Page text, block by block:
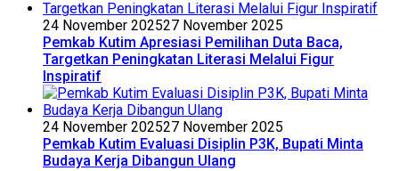
24 November 202527 November 2025
Pemkab Kutim Apresiasi Pemilihan Duta Baca,
Targetkan Peningkatan Literasi Melalui Figur
Inspiratif
24 November 202527 November 2025
Pemkab Kutim Evaluasi Disiplin P3K, Bupati Minta
Budaya Kerja Dibangun Ulang